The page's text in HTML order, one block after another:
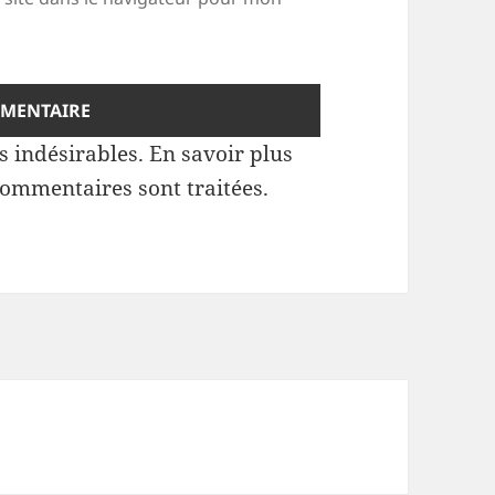
indésirables.En savoir plus
sont traitées.